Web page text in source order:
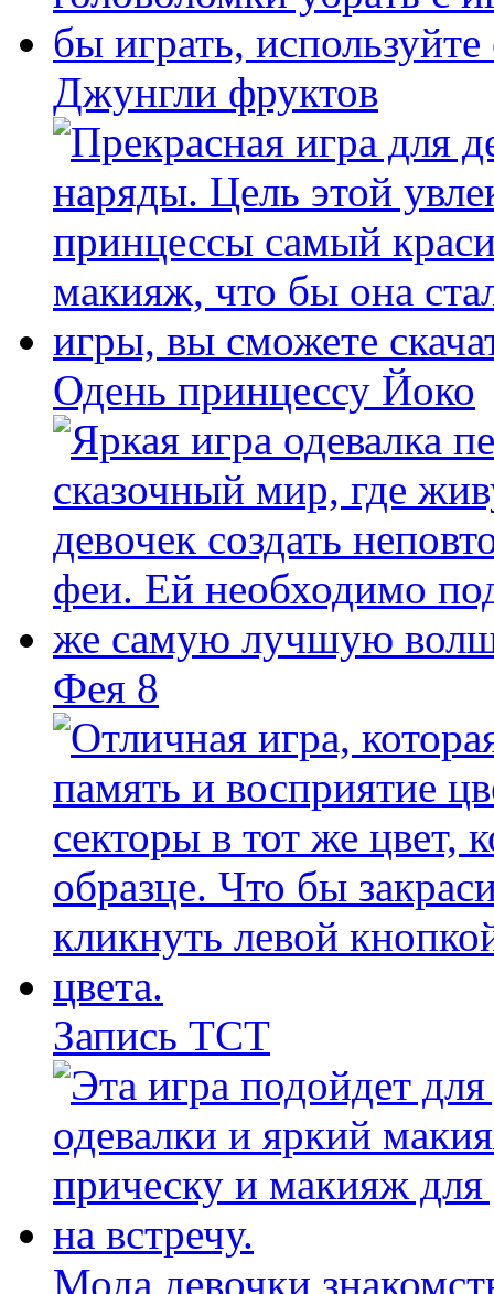
Джунгли фруктов
Одень принцессу Йоко
Фея 8
Запись ТСТ
Мода девочки